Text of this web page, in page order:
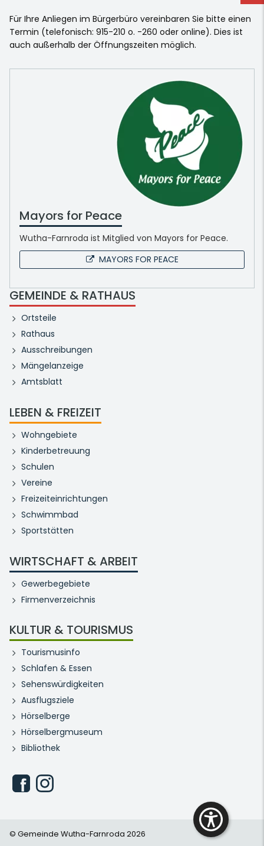
Für Ihre Anliegen im Bürgerbüro vereinbaren Sie bitte einen
Termin (telefonisch: 915-210 o. -260 oder online). Dies ist
auch außerhalb der Öffnungszeiten möglich.
Mayors for Peace
Wutha-Farnroda ist Mitglied von Mayors for Peace.
MAYORS FOR PEACE
GEMEINDE & RATHAUS
Ortsteile
Rathaus
Ausschreibungen
Mängelanzeige
Amtsblatt
LEBEN & FREIZEIT
Wohngebiete
Kinderbetreuung
Schulen
Vereine
Freizeiteinrichtungen
Schwimmbad
Sportstätten
WIRTSCHAFT & ARBEIT
Gewerbegebiete
Firmenverzeichnis
KULTUR & TOURISMUS
Tourismusinfo
Schlafen & Essen
Sehenswürdigkeiten
Ausflugsziele
Hörselberge
Hörselbergmuseum
Bibliothek
© Gemeinde Wutha-Farnroda 2026